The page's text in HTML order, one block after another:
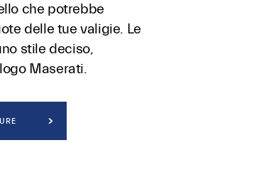
che potrebbe
delle tue valigie. Le
stile deciso,
Maserati.